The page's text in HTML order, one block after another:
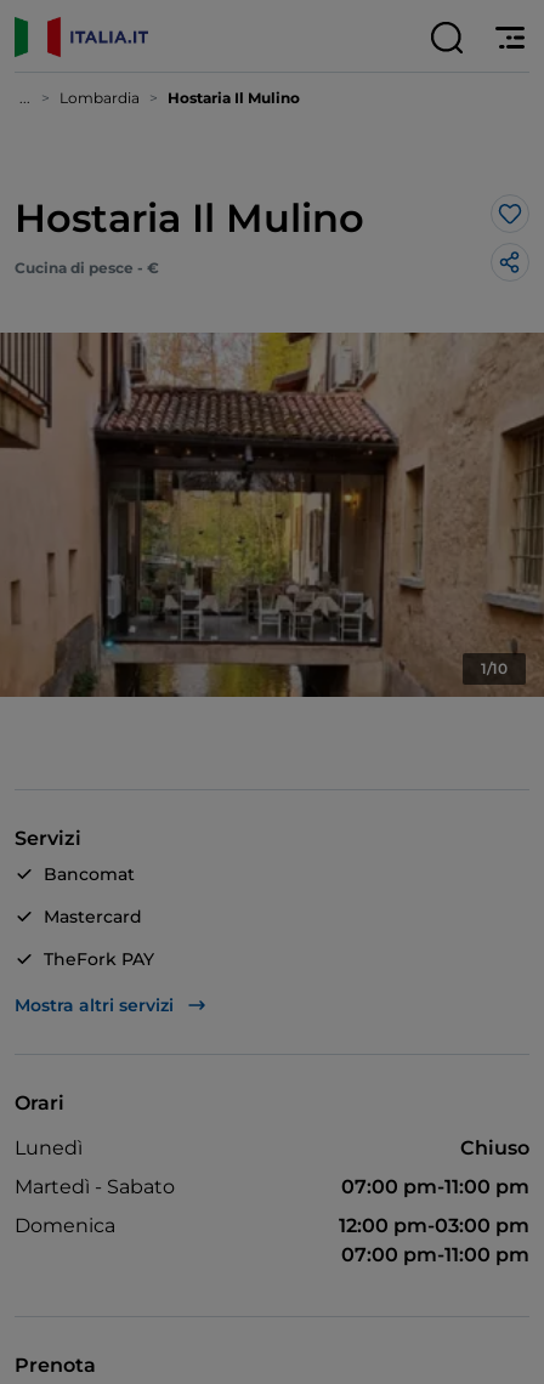
... Lombardia Hostaria Il Mulino
Hostaria Il Mulino
Cucina di pesce - €
1/10
Servizi
Bancomat
Mastercard
TheFork PAY
Unionpay via TheFork PAY
Mostra altri servizi
Orari
Lunedì
Chiuso
Martedì - Sabato
07:00 pm-11:00 pm
Domenica
12:00 pm-03:00 pm
07:00 pm-11:00 pm
Prenota